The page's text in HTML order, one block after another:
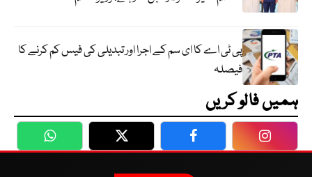
پی ٹی اے کا ای سم کے اجرا اور تبدیلی کی فیس کم کرنے کا
فیصلہ
ہمیں فالو کریں
WhatsApp Twitter Facebook